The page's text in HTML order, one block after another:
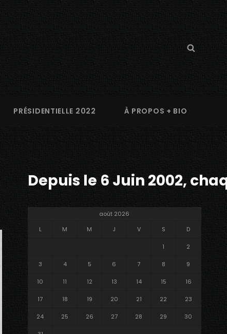
Search
PRÉSIDENTIELLE 2022 À PROPOS + BIO
Depuis le 6 Juin 2002,
août 2026
L
M M J V S D
1 2
3 4 5 6 7 8 9
10 11 12 13 14 15 16
17 18 19 20 21 22 23
24 25 26 27 28 29 30